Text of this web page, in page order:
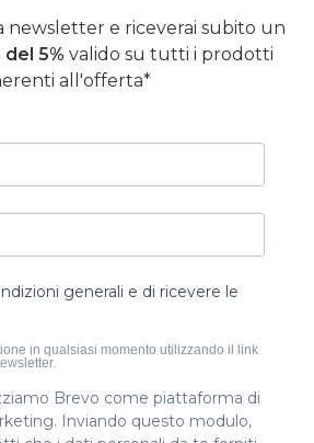
newsletter e riceverai subito un
5% valido su tutti i prodotti
all'offerta*
generali e di ricevere le
in qualsiasi momento utilizzando il link
Brevo come piattaforma di
Inviando questo modulo,